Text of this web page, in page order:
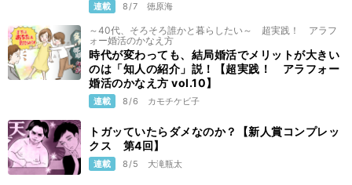
連載 8/7 徳原海
～40代、そろそろ誰かと暮らしたい～ 超実践！ アラフ
ォー婚活のかなえ方
時代が変わっても、結局婚活でメリットが大きい
のは「知人の紹介」説！【超実践！ アラフォー
婚活のかなえ方 vol.10】
連載 8/6 カモチケビ子
トガッていたらダメなのか？【新人賞コンプレッ
クス 第4回】
連載 8/5 大滝瓶太